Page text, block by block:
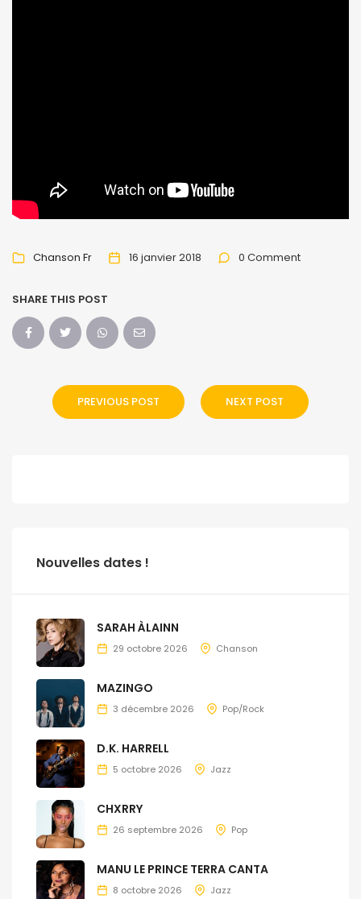
Chanson Fr 16 janvier 2018 0 Comment
SHARE THIS POST
PREVIOUS POST NEXT POST
Nouvelles dates !
SARAH ÀLAINN
29 octobre 2026 Chanson
MAZINGO
3 décembre 2026 Pop/Rock
D.K. HARRELL
5 octobre 2026 Jazz
CHXRRY
26 septembre 2026 Pop
MANU LE PRINCE TERRA CANTA
8 octobre 2026 Jazz